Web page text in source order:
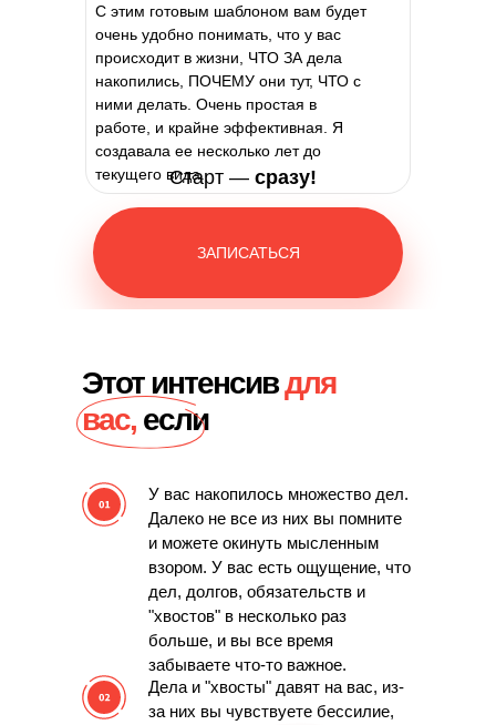
ЗАПИСАТЬСЯ
Старт — сразу!
С этим готовым шаблоном вам будет
очень удобно понимать, что у вас
происходит в жизни,
ЧТО ЗА дела
накопились, ПОЧЕМУ они тут, ЧТО с
ними делать. Очень простая в
работе, и крайне эффективная. Я
создавала ее несколько лет до
текущего вида.
Этот интенсивдля
вас, если
У вас накопилось множество дел.
Далеко не все из них вы помните
и можете окинуть мысленным
взором. У вас есть ощущение, что
дел, долгов, обязательств и
"хвостов" в несколько раз
больше, и вы все время
забываете что-то важное.
Дела и "хвосты" давят на вас, из-
за них вы чувствуете бессилие,